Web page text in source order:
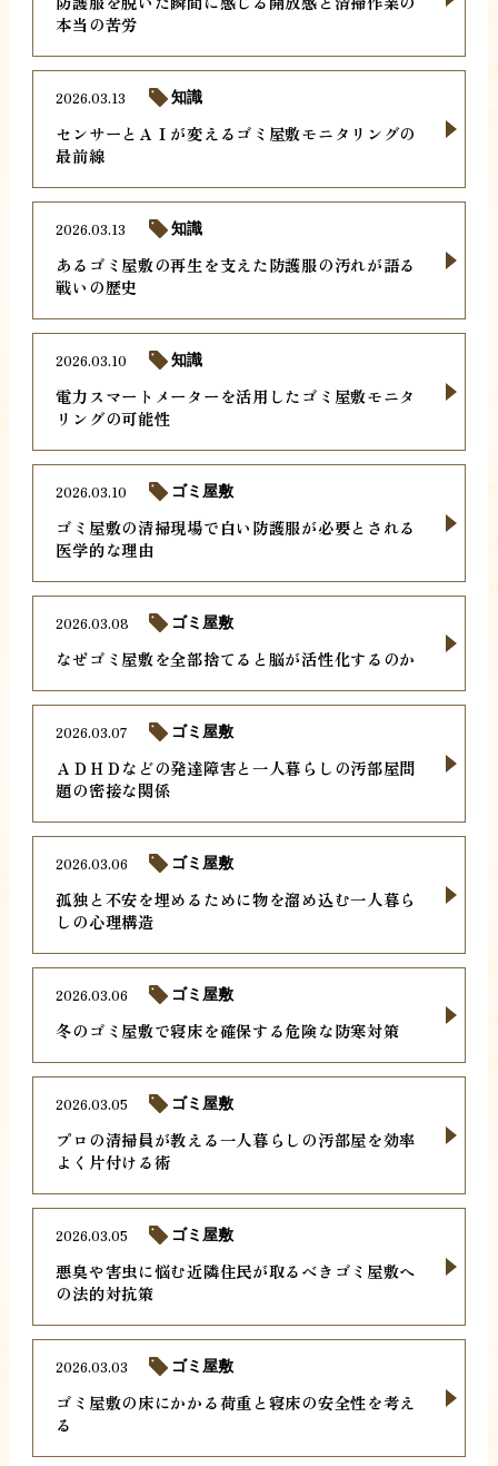
本当の苦労
センサーとＡＩが変えるゴミ屋敷モニタリングの
最前線
2026.03.13 知識
あるゴミ屋敷の再生を支えた防護服の汚れが語る
戦いの歴史
2026.03.13 知識
電力スマートメーターを活用したゴミ屋敷モニタ
リングの可能性
2026.03.10 知識
ゴミ屋敷の清掃現場で白い防護服が必要とされる
医学的な理由
2026.03.10 ゴミ屋敷
なぜゴミ屋敷を全部捨てると脳が活性化するのか
2026.03.08 ゴミ屋敷
ＡＤＨＤなどの発達障害と一人暮らしの汚部屋問
題の密接な関係
2026.03.07 ゴミ屋敷
孤独と不安を埋めるために物を溜め込む一人暮ら
しの心理構造
2026.03.06 ゴミ屋敷
冬のゴミ屋敷で寝床を確保する危険な防寒対策
2026.03.06 ゴミ屋敷
プロの清掃員が教える一人暮らしの汚部屋を効率
よく片付ける術
2026.03.05 ゴミ屋敷
悪臭や害虫に悩む近隣住民が取るべきゴミ屋敷へ
の法的対抗策
2026.03.05 ゴミ屋敷
ゴミ屋敷の床にかかる荷重と寝床の安全性を考え
る
2026.03.03 ゴミ屋敷